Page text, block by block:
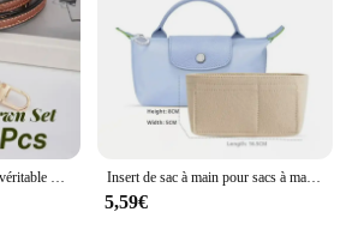
Sangles réglables en cuir véritable pour mini sac Longchamp, sans poinçon, sangle initiée, accessoires de conversion à bandoulière Insert de sac à main pour sacs à main, sac en feutre, fourre-tout et sac à main, compatible avec Longchamp
5,59€